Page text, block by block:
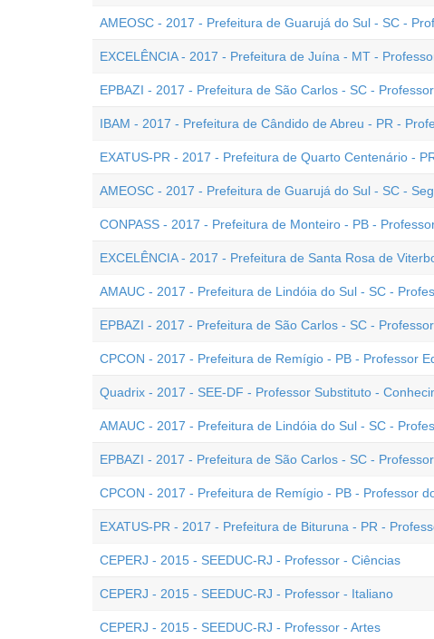
AMEOSC - 2017 - Prefeitura de Guarujá do Sul - SC -
EXCELÊNCIA - 2017 - Prefeitura de Juína - MT -
EPBAZI - 2017 - Prefeitura de São Carlos - SC -
IBAM - 2017 - Prefeitura de Cândido de Abreu - PR -
EXATUS-PR - 2017 - Prefeitura de Quarto Centenário -
AMEOSC - 2017 - Prefeitura de Guarujá do Sul - SC -
CONPASS - 2017 - Prefeitura de Monteiro - PB -
EXCELÊNCIA - 2017 - Prefeitura de Santa Rosa de
AMAUC - 2017 - Prefeitura de Lindóia do Sul - SC -
EPBAZI - 2017 - Prefeitura de São Carlos - SC -
CPCON - 2017 - Prefeitura de Remígio - PB - Professor
Quadrix - 2017 - SEE-DF - Professor Substituto -
AMAUC - 2017 - Prefeitura de Lindóia do Sul - SC -
EPBAZI - 2017 - Prefeitura de São Carlos - SC -
CPCON - 2017 - Prefeitura de Remígio - PB - Professor
EXATUS-PR - 2017 - Prefeitura de Bituruna - PR -
CEPERJ - 2015 - SEEDUC-RJ - Professor - Ciências
CEPERJ - 2015 - SEEDUC-RJ - Professor - Italiano
CEPERJ - 2015 - SEEDUC-RJ - Professor - Artes